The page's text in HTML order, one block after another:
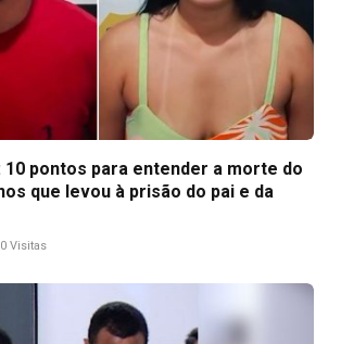
10 pontos para entender a morte do
que levou à prisão do pai e da
0 Visitas